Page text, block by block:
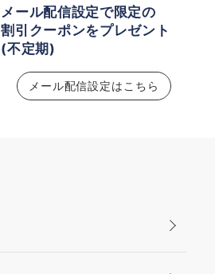
メール配信設定で限定の
割引クーポンをプレゼント
(不定期)
メール配信設定はこちら